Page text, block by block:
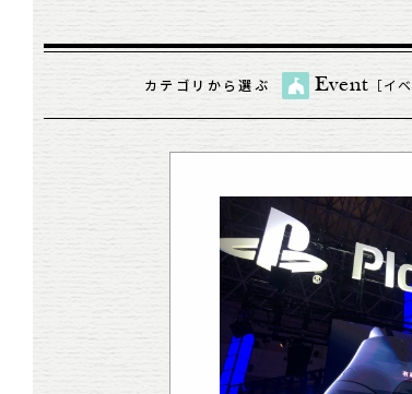
カテゴリから選ぶ Event ［イ